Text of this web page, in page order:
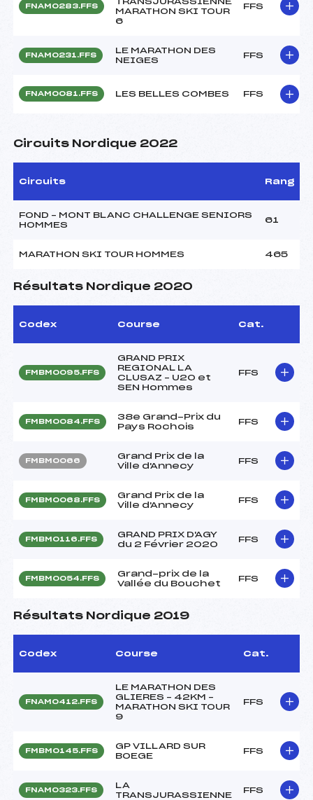
FNAM0283.FFS
MARATHON SKI TOUR
6
FFS
FNAM0231.FFS
LE MARATHON DES
NEIGES
FFS
FNAM0081.FFS LES BELLES COMBES FFS
Circuits Nordique 2022
Circuits Rang
FOND – MONT BLANC CHALLENGE SENIORS
HOMMES
61
MARATHON SKI TOUR HOMMES 465
Résultats Nordique 2020
Codex Course Cat.
FMBM0095.FFS
GRAND PRIX
REGIONAL LA
CLUSAZ – U20 et
SEN Hommes
FFS
FMBM0084.FFS
38e Grand-Prix du
Pays Rochois
FFS
FMBM0066
Grand Prix de la
Ville d'Annecy
FFS
FMBM0068.FFS
Grand Prix de la
Ville d'Annecy
FFS
FMBM0116.FFS
GRAND PRIX D'AGY
du 2 Février 2020
FFS
FMBM0054.FFS
Grand-prix de la
Vallée du Bouchet
FFS
Résultats Nordique 2019
Codex Course Cat.
FNAM0412.FFS
LE MARATHON DES
GLIERES – 42KM –
MARATHON SKI TOUR
9
FFS
FMBM0145.FFS
GP VILLARD SUR
BOEGE
FFS
FNAM0323.FFS
LA
TRANSJURASSIENNE
FFS